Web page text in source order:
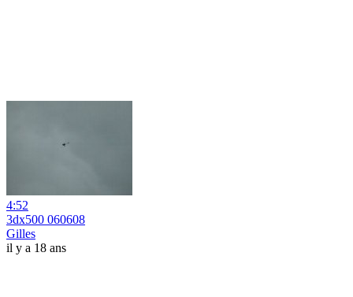
4:52
3dx500 060608
Gilles
il y a 18 ans